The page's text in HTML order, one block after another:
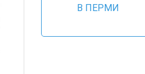
В ПЕРМИ